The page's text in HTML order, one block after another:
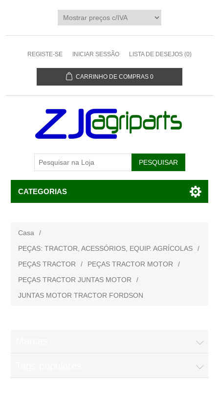
REGISTE-SE INICIAR SESSÃO LISTA DE DESEJOS (0)
CARRINHO DE COMPRAS 0
CATEGORIAS
Casa
/
PEÇAS: TRACTOR, ACESSÓRIOS, EQUIP. AGRÍCOLAS
/
PEÇAS TRACTOR
/ PEÇAS TRACTOR MOTOR
/
PEÇAS TRACTOR JUNTAS MOTOR
/
JUNTAS MOTOR TRACTOR FORDSON